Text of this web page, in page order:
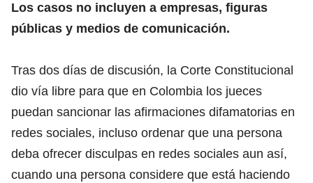
Los casos no incluyen a empresas, figuras
públicas y medios de comunicación.
Tras dos días de discusión, la Corte Constitucional
dio vía libre para que en Colombia los jueces
puedan sancionar las afirmaciones difamatorias en
redes sociales, incluso ordenar que una persona
deba ofrecer disculpas en redes sociales aun así,
cuando una persona considere que está haciendo